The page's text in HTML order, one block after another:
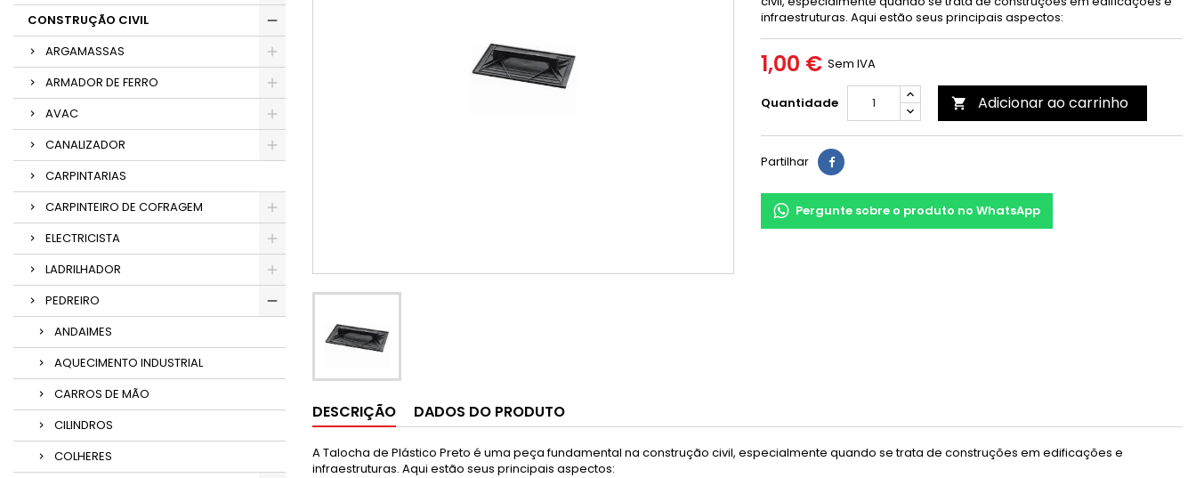
CONSTRUÇÃO CIVIL
ARGAMASSAS
ARMADOR DE FERRO
AVAC
CANALIZADOR
CARPINTARIAS
CARPINTEIRO DE COFRAGEM
ELECTRICISTA
LADRILHADOR
PEDREIRO
ANDAIMES
AQUECIMENTO INDUSTRIAL
CARROS DE MÃO
CILINDROS
COLHERES
infraestruturas. Aqui estão seus principais aspectos:
1,00 € Sem IVA
Quantidade  Adicionar ao carrinho
Partilhar
Pergunte sobre o produto no WhatsApp
DESCRIÇÃO DADOS DO PRODUTO
A Talocha de Plástico Preto é uma peça fundamental na construção civil, especialmente quando se trata de construções em edificações e
infraestruturas. Aqui estão seus principais aspectos: